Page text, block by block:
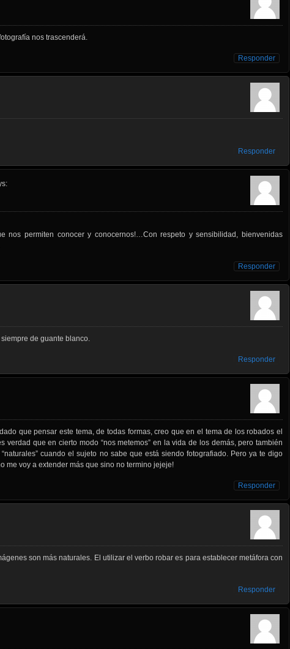
nos trascenderá.
Responder
Responder
nos permiten conocer y conocernos!…Con respeto y sensibilidad, bienvenidas
Responder
de guante blanco.
Responder
que pensar este tema, de todas formas, creo que en el tema de los robados el
verdad que en cierto modo “nos metemos” en la vida de los demás, pero también
cuando el sujeto no sabe que está siendo fotografiado. Pero ya te digo
me voy a extender más que sino no termino jejeje!
Responder
son más naturales. El utilizar el verbo robar es para establecer metáfora con
Responder